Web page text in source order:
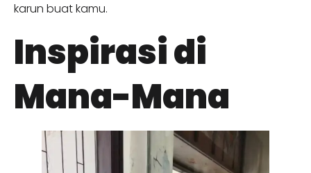
karun buat kamu.
Inspirasi di
Mana-Mana